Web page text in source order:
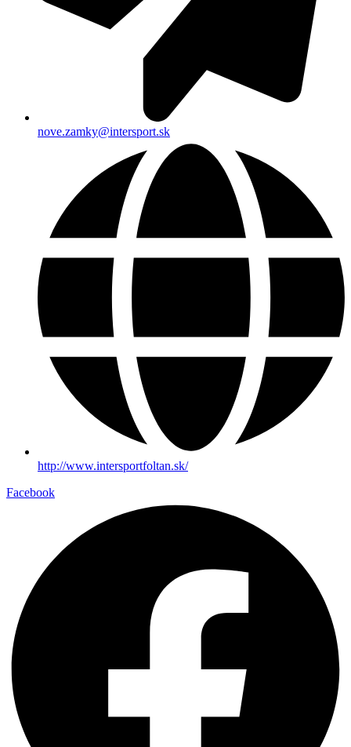
nove.zamky@intersport.sk
http://www.intersportfoltan.sk/
Facebook